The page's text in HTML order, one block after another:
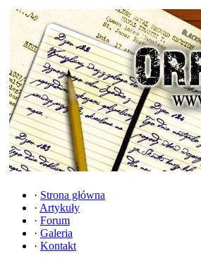
· Strona główna
· Artykuły
· Forum
· Galeria
· Kontakt